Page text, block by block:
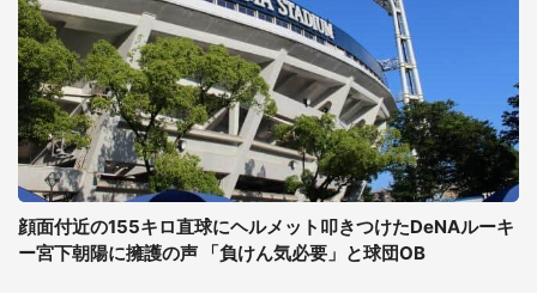
顔面付近の155キロ直球にヘルメット叩きつけたDeNAルーキ
ー宮下朝陽に擁護の声 「負けん気必要」と球団OB